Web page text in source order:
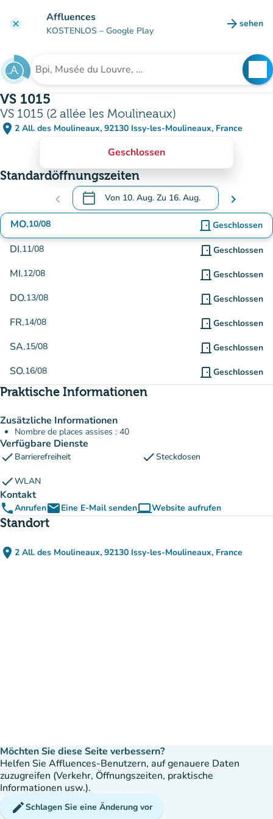
clear Affluences
KOSTENLOS – Google Play arrow_forward sehen
(new
Suche nach einer Einrichtung
VS 1015
VS 1015 (2 allée les Moulineaux)
place 2 All. des Moulineaux, 92130 Issy-les-Moulineaux, France
(in Google Maps öffnen)
(new tab)
Geschlossen
Standardöffnungszeiten
chevron_left calendar_today Von 10. Aug. Zu 16. Aug.
.Öffnen Sie den Kalender, um Daten zu
chevron_right
MO.10/08 door_front Geschlossen
DI.11/08 door_front Geschlossen
MI.12/08 door_front Geschlossen
DO.13/08 door_front Geschlossen
FR.14/08 door_front Geschlossen
SA.15/08 door_front Geschlossen
SO.16/08 door_front Geschlossen
Praktische Informationen
Zusätzliche Informationen
Nombre de places assises : 40
Verfügbare Dienste
check Barrierefreiheit checkSteckdosen
checkWLAN
Kontakt
phoneAnrufenemailEine E-Mail sendencomputerWebsite aufrufen
(new tab)
Standort
place 2 All. des Moulineaux, 92130 Issy-les-Moulineaux, France
(in Google Maps öffnen)
(new tab)
Möchten Sie diese Seite verbessern?
Helfen Sie Affluences-Benutzern, auf genauere Daten
zuzugreifen (Verkehr, Öffnungszeiten, praktische
Informationen usw.).
editSchlagen Sie eine Änderung vor